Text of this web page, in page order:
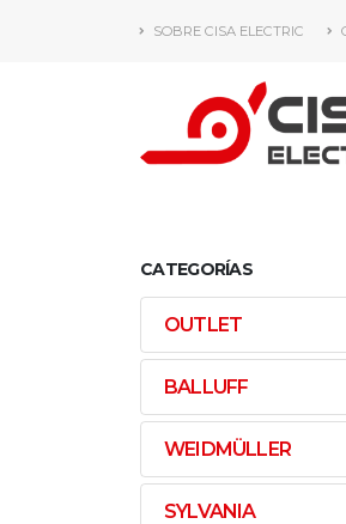
SOBRE CISA ELECTRIC
CATEGORÍAS
OUTLET
BALLUFF
WEIDMÜLLER
SYLVANIA